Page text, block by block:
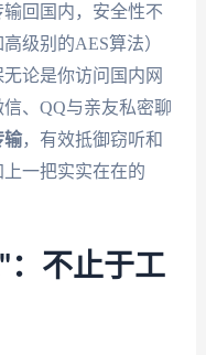
回国内，安全性不
级别的AES算法）
论是你访问国内网
、QQ与亲友私密聊
输，有效抵御窃听和
一把实实在在的
：不止于工